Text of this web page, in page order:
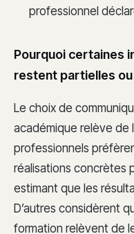
professionnel
Pourquoi certaines
restent partielles
Le choix de
académique relève de
professionnels
réalisations concrètes
estimant que les
D’autres considèrent
formation relèvent de